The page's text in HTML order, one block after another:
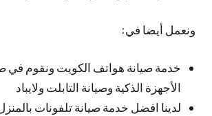
ونعمل أيضا في:
خدمة صيانة هواتف الكويت ونقوم في
الأجهزة الذكية وصيانة التابلت ولايباد
لدينا افضل خدمة صيانة تلفونات